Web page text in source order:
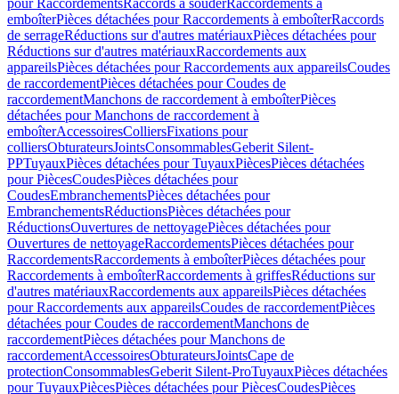
pour RaccordementsRaccords à souderRaccordements à
emboîterPièces détachées pour Raccordements à emboîterRaccords
de serrageRéductions sur d'autres matériauxPièces détachées pour
Réductions sur d'autres matériauxRaccordements aux
appareilsPièces détachées pour Raccordements aux appareilsCoudes
de raccordementPièces détachées pour Coudes de
raccordementManchons de raccordement à emboîterPièces
détachées pour Manchons de raccordement à
emboîterAccessoiresColliersFixations pour
colliersObturateursJointsConsommablesGeberit Silent-
PPTuyauxPièces détachées pour TuyauxPiècesPièces détachées
pour PiècesCoudesPièces détachées pour
CoudesEmbranchementsPièces détachées pour
EmbranchementsRéductionsPièces détachées pour
RéductionsOuvertures de nettoyagePièces détachées pour
Ouvertures de nettoyageRaccordementsPièces détachées pour
RaccordementsRaccordements à emboîterPièces détachées pour
Raccordements à emboîterRaccordements à griffesRéductions sur
d'autres matériauxRaccordements aux appareilsPièces détachées
pour Raccordements aux appareilsCoudes de raccordementPièces
détachées pour Coudes de raccordementManchons de
raccordementPièces détachées pour Manchons de
raccordementAccessoiresObturateursJointsCape de
protectionConsommablesGeberit Silent-ProTuyauxPièces détachées
pour TuyauxPiècesPièces détachées pour PiècesCoudesPièces